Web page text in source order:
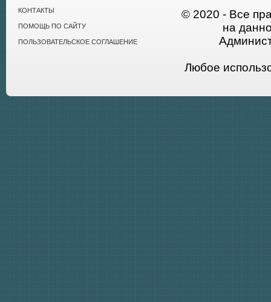
КОНТАКТЫ
ПОМОЩЬ ПО САЙТУ
ПОЛЬЗОВАТЕЛЬСКОЕ СОГЛАШЕНИЕ
© 2020 - Все
на
Любое